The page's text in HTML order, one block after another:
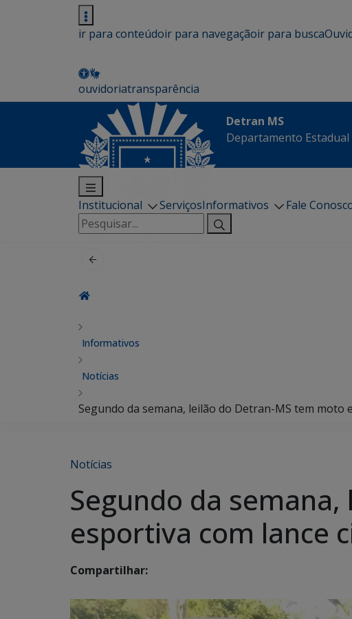
ir para conteúdoir para navegaçãoir para busca
ouvidoriatransparência
Detran MS
Departamento
Institucional ServiçosInformativos
Fale
Pesquisar
por:
Informativos
Notícias
Segundo da semana, leilão do Detran-MS tem moto
Notícias
Segundo da
esportiva com lance
Compartilhar: